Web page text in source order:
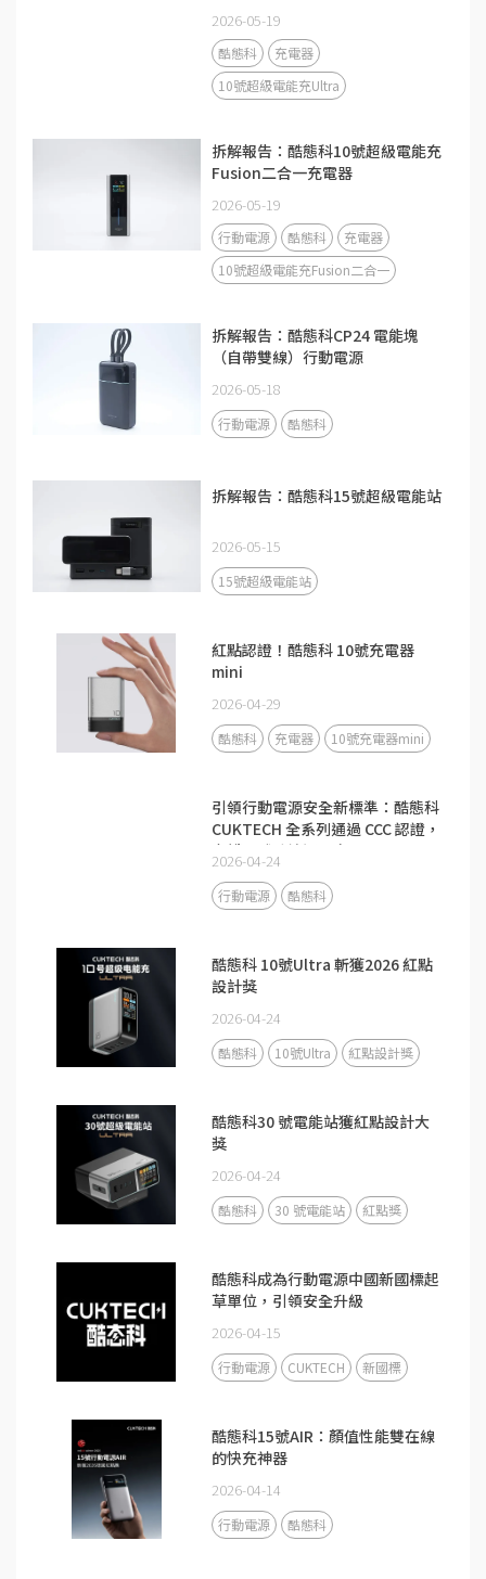
2026-05-19
酷態科
充電器
10號超級電能充Ultra
拆解報告：酷態科10號超級電能充
Fusion二合一充電器
2026-05-19
行動電源 酷態科
充電器
10號超級電能充Fusion二合一
拆解報告：酷態科CP24 電能塊
（自帶雙線）行動電源
2026-05-18
行動電源 酷態科
拆解報告：酷態科15號超級電能站
2026-05-15
15號超級電能站
紅點認證！酷態科 10號充電器
mini
2026-04-29
酷態科 充電器 10號充電器mini
引領行動電源安全新標準：酷態科
CUKTECH 全系列通過 CCC 認證，
守護全球跨境通關安全
2026-04-24
行動電源 酷態科
酷態科 10號Ultra 斬獲2026 紅點
設計獎
2026-04-24
酷態科 10號Ultra 紅點設計獎
酷態科30 號電能站獲紅點設計大
獎
2026-04-24
酷態科 30 號電能站 紅點獎
酷態科成為行動電源中國新國標起
草單位，引領安全升級
2026-04-15
行動電源 CUKTECH 新國標
酷態科15號AIR：顏值性能雙在線
的快充神器
2026-04-14
行動電源 酷態科